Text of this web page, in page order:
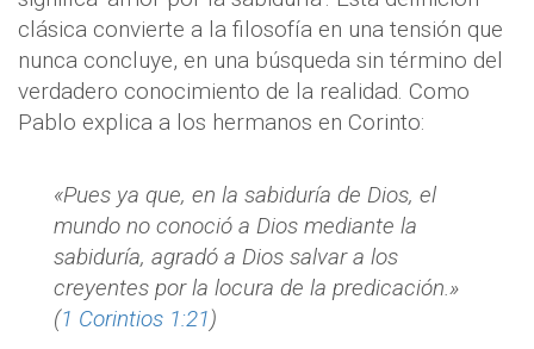
clásica convierte a la filosofía en una tensión que
nunca concluye, en una búsqueda sin término del
verdadero conocimiento de la realidad. Como
Pablo explica a los hermanos en Corinto:
«Pues ya que, en la sabiduría de Dios, el
mundo no conoció a Dios mediante la
sabiduría, agradó a Dios salvar a los
creyentes por la locura de la predicación.»
(1 Corintios 1:21)